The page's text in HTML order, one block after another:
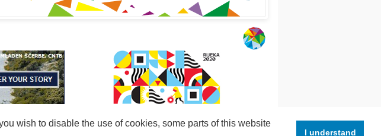
wish to disable the use of cookies, some parts of this website
I understand
/ M:WEB